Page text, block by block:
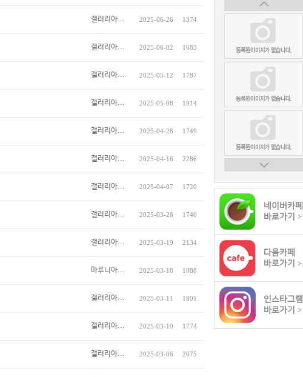
갤러리아... 2025-06-26 1374
갤러리아... 2025-06-02 1683
갤러리아... 2025-05-12 1787
갤러리아... 2025-05-08 1914
갤러리아... 2025-04-28 1749
갤러리아... 2025-04-16 2286
갤러리아... 2025-04-07 1720
갤러리아... 2025-03-28 1740
갤러리아... 2025-03-19 2134
마루니아... 2025-03-18 1888
갤러리아... 2025-03-11 1801
갤러리아... 2025-03-10 1774
갤러리아... 2025-03-06 2075
네이버카페
바로가기 >
다음카페
바로가기 >
인스타그램
바로가기 >